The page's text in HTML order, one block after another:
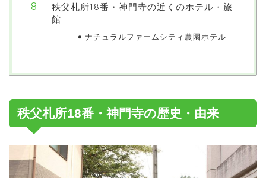
秩父札所18番・神門寺の近くのホテル・旅
館
ナチュラルファームシティ農園ホテル
秩父札所18番・神門寺の歴史・由来